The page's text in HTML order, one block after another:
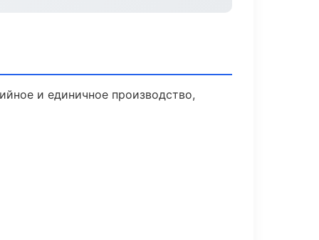
и единичное производство,